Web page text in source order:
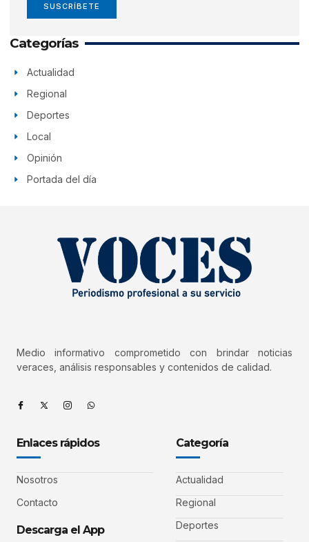
SUSCRÍBETE
Categorías
Actualidad
Regional
Deportes
Local
Opinión
Portada del día
Medio informativo comprometido con brindar noticias
veraces, análisis responsables y contenidos de calidad.
Enlaces rápidos
Nosotros
Contacto
Descarga el App
Categoría
Actualidad
Regional
Deportes